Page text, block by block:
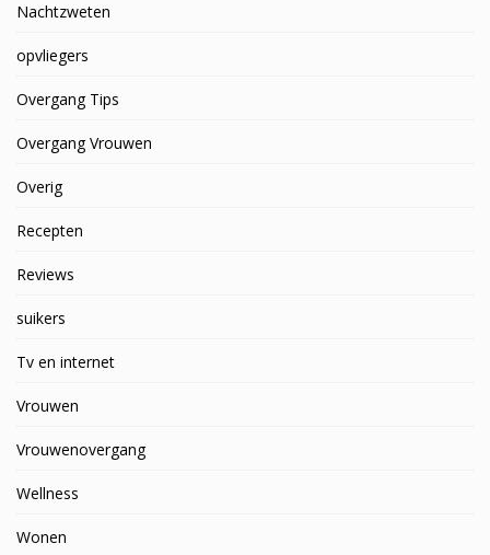
Nachtzweten
opvliegers
Overgang Tips
Overgang Vrouwen
Overig
Recepten
Reviews
suikers
Tv en internet
Vrouwen
Vrouwenovergang
Wellness
Wonen